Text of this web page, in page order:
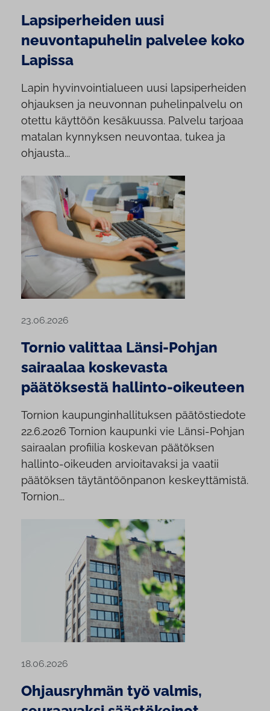
Lapsiperheiden uusi
neuvontapuhelin palvelee koko
Lapissa
Lapin hyvinvointialueen uusi lapsiperheiden
ohjauksen ja neuvonnan puhelinpalvelu on
otettu käyttöön kesäkuussa. Palvelu tarjoaa
matalan kynnyksen neuvontaa, tukea ja
ohjausta...
23.06.2026
Tornio valittaa Länsi-Pohjan
sairaalaa koskevasta
päätöksestä hallinto-oikeuteen
Tornion kaupunginhallituksen päätöstiedote
22.6.2026 Tornion kaupunki vie Länsi-Pohjan
sairaalan profiilia koskevan päätöksen
hallinto-oikeuden arvioitavaksi ja vaatii
päätöksen täytäntöönpanon keskeyttämistä.
Tornion...
18.06.2026
Ohjausryhmän työ valmis,